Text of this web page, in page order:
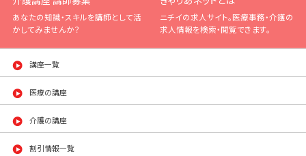
あなたの知識・スキルを講師として活
かしてみませんか？
ニチイの求人サイト。医療事務・介護の
求人情報を検索・閲覧できます。
講座一覧
医療の講座
介護の講座
割引情報一覧